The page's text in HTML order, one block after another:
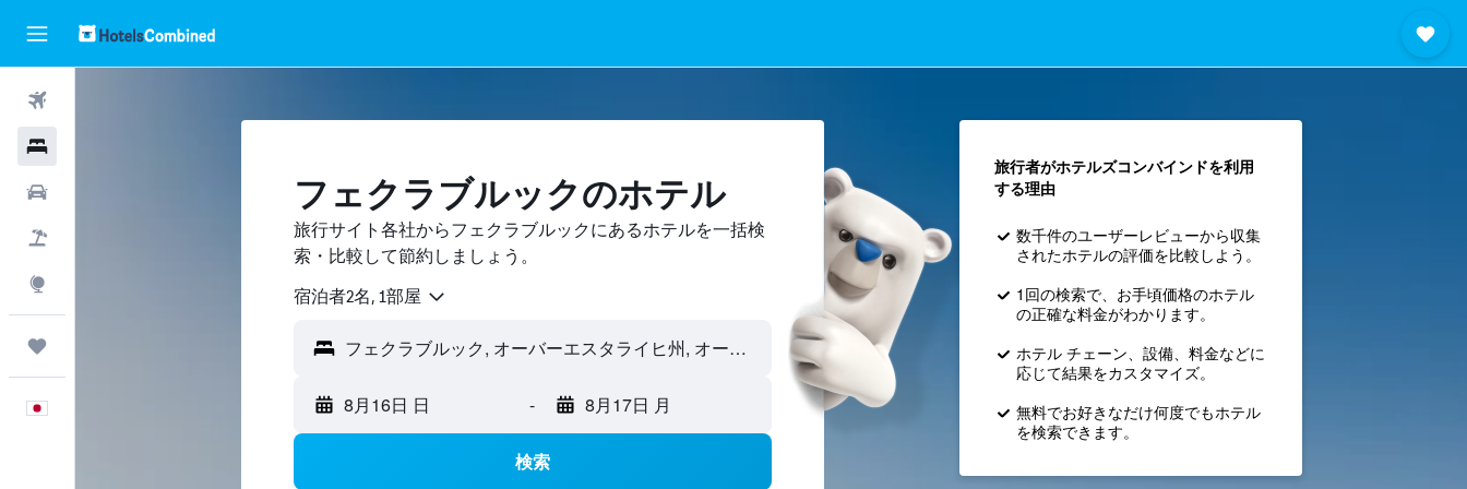
フェクラブルックのホテル
旅行サイト各社からフェクラブルックにあるホテルを一括検
索・比較して節約しましょう。
宿泊者2名, 1​部屋
8月16日 日 - 8月17日 月
検索
旅行者がホテルズコンバインド​を利用
する理由
数千件のユーザーレビューから収集
されたホテルの評価を比較しよう。
1回の検索で、お手頃価格のホテル
の正確な料金がわかります。
ホテル チェーン、設備、料金などに
応じて結果をカスタマイズ。
無料でお好きなだけ何度でもホテル
を検索できます。